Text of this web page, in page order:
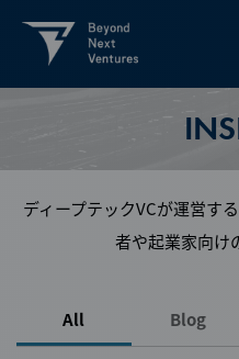
ディープテックVCが運営す
者や起業家向け
All Blog